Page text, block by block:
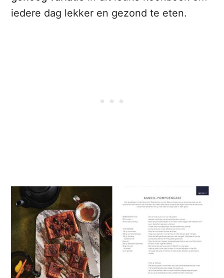
iedere dag lekker en gezond te eten.